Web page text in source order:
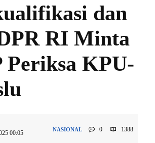
dan
RI Minta
Periksa KPU-
00:05
NASIONAL 0 1388